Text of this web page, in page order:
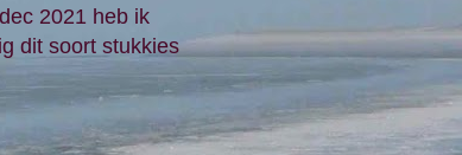
2021 heb ik
dit soort stukkies